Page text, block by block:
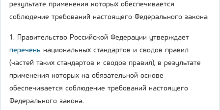
результате применения которых обеспечивается
соблюдение требований настоящего Федерального закона
1. Правительство Российской Федерации утверждает
перечень национальных стандартов и сводов правил
(частей таких стандартов и сводов правил), в результате
применения которых на обязательной основе
обеспечивается соблюдение требований настоящего
Федерального закона.